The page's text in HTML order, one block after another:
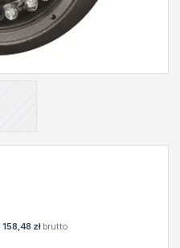
158,48 złbrutto